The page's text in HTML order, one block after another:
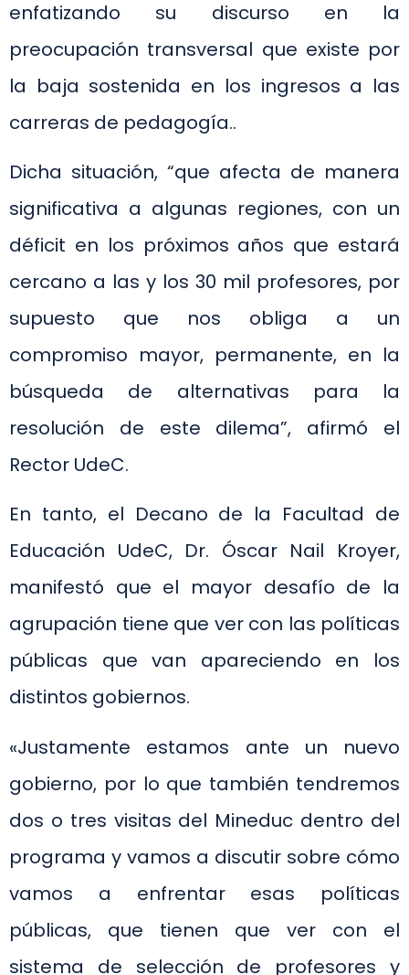
enfatizando su discurso en la
preocupación transversal que existe por
la baja sostenida en los ingresos a las
carreras de pedagogía..
Dicha situación, “que afecta de manera
significativa a algunas regiones, con un
déficit en los próximos años que estará
cercano a las y los 30 mil profesores, por
supuesto que nos obliga a un
compromiso mayor, permanente, en la
búsqueda de alternativas para la
resolución de este dilema”, afirmó el
Rector UdeC.
En tanto, el Decano de la Facultad de
Educación UdeC, Dr. Óscar Nail Kroyer,
manifestó que el mayor desafío de la
agrupación tiene que ver con las políticas
públicas que van apareciendo en los
distintos gobiernos.
«Justamente estamos ante un nuevo
gobierno, por lo que también tendremos
dos o tres visitas del Mineduc dentro del
programa y vamos a discutir sobre cómo
vamos a enfrentar esas políticas
públicas, que tienen que ver con el
sistema de selección de profesores y